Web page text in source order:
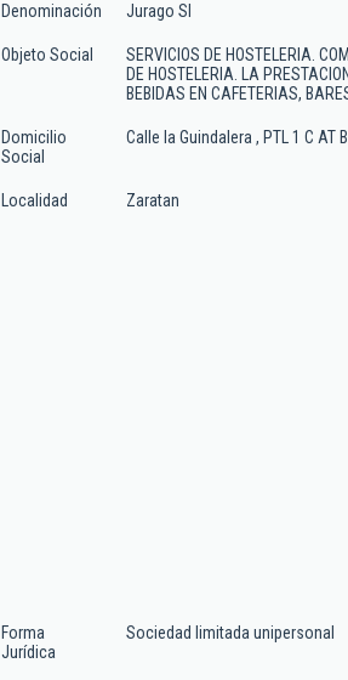
Denominación Jurago Sl
Objeto Social
SERVICIOS DE HOSTELERIA.
DE HOSTELERIA. LA
BEBIDAS EN CAFETERIAS,
Domicilio
Social
Calle la Guindalera , PTL 1 C AT B
Localidad Zaratan
Forma
Jurídica
Sociedad limitada unipersonal